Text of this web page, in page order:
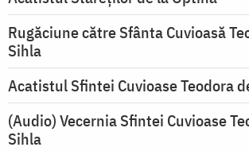
Rugăciune către Sfânta Cuvioasă
Sihla
Acatistul Sfintei Cuvioase Teodora
(Audio) Vecernia Sfintei Cuvioase
Sihla